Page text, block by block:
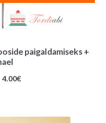
paigaldamiseks +
Algne
4.00€Praegune